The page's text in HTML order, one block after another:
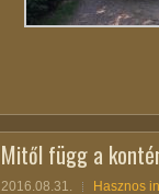
Mitől függ a
2016.08.31. Hasznos